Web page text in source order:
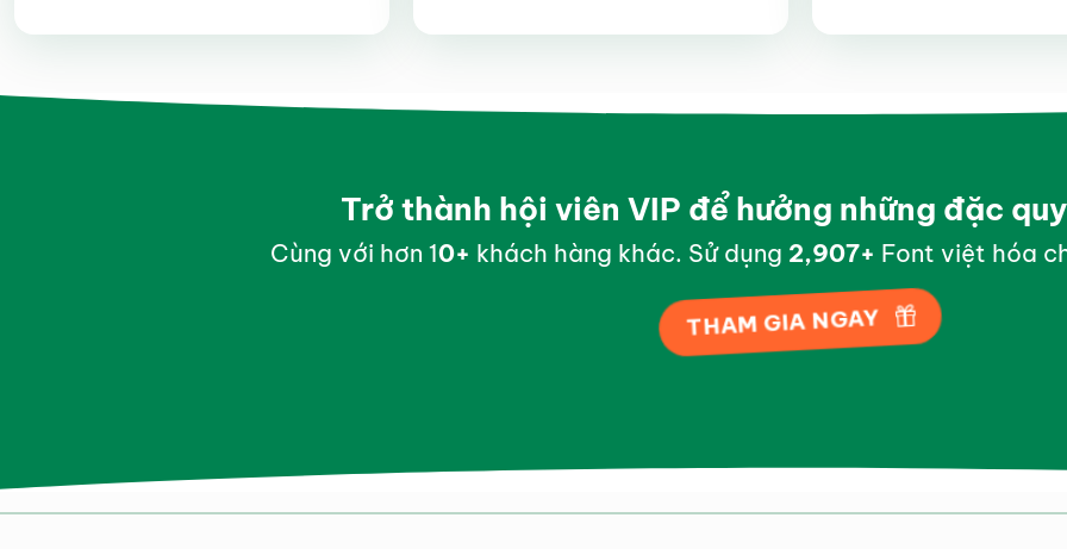
hạng4.95
hạng4.95
hạng55
Trở thành hội viên VIP để hưởng những đặc
Cùng với hơn 10+ khách hàng khác. Sử dụng 2,998+ Font việt hóa
THAM GIA NGAY